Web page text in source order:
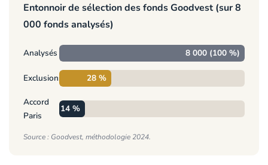
Entonnoir de sélection des fonds Goodvest (sur 8
000 fonds analysés)
Analysés 8 000 (100 %)
Exclusions 28 %
Accord
Paris
14 %
Source : Goodvest, méthodologie 2024.